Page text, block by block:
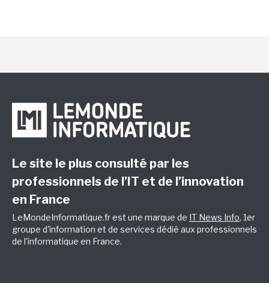
Le site le plus consulté par les
professionnels de l’IT et de l’innovation
en France
LeMondeInformatique.fr est une marque de IT News Info, 1er
groupe d'information et de services dédié aux professionnels
de l'informatique en France.